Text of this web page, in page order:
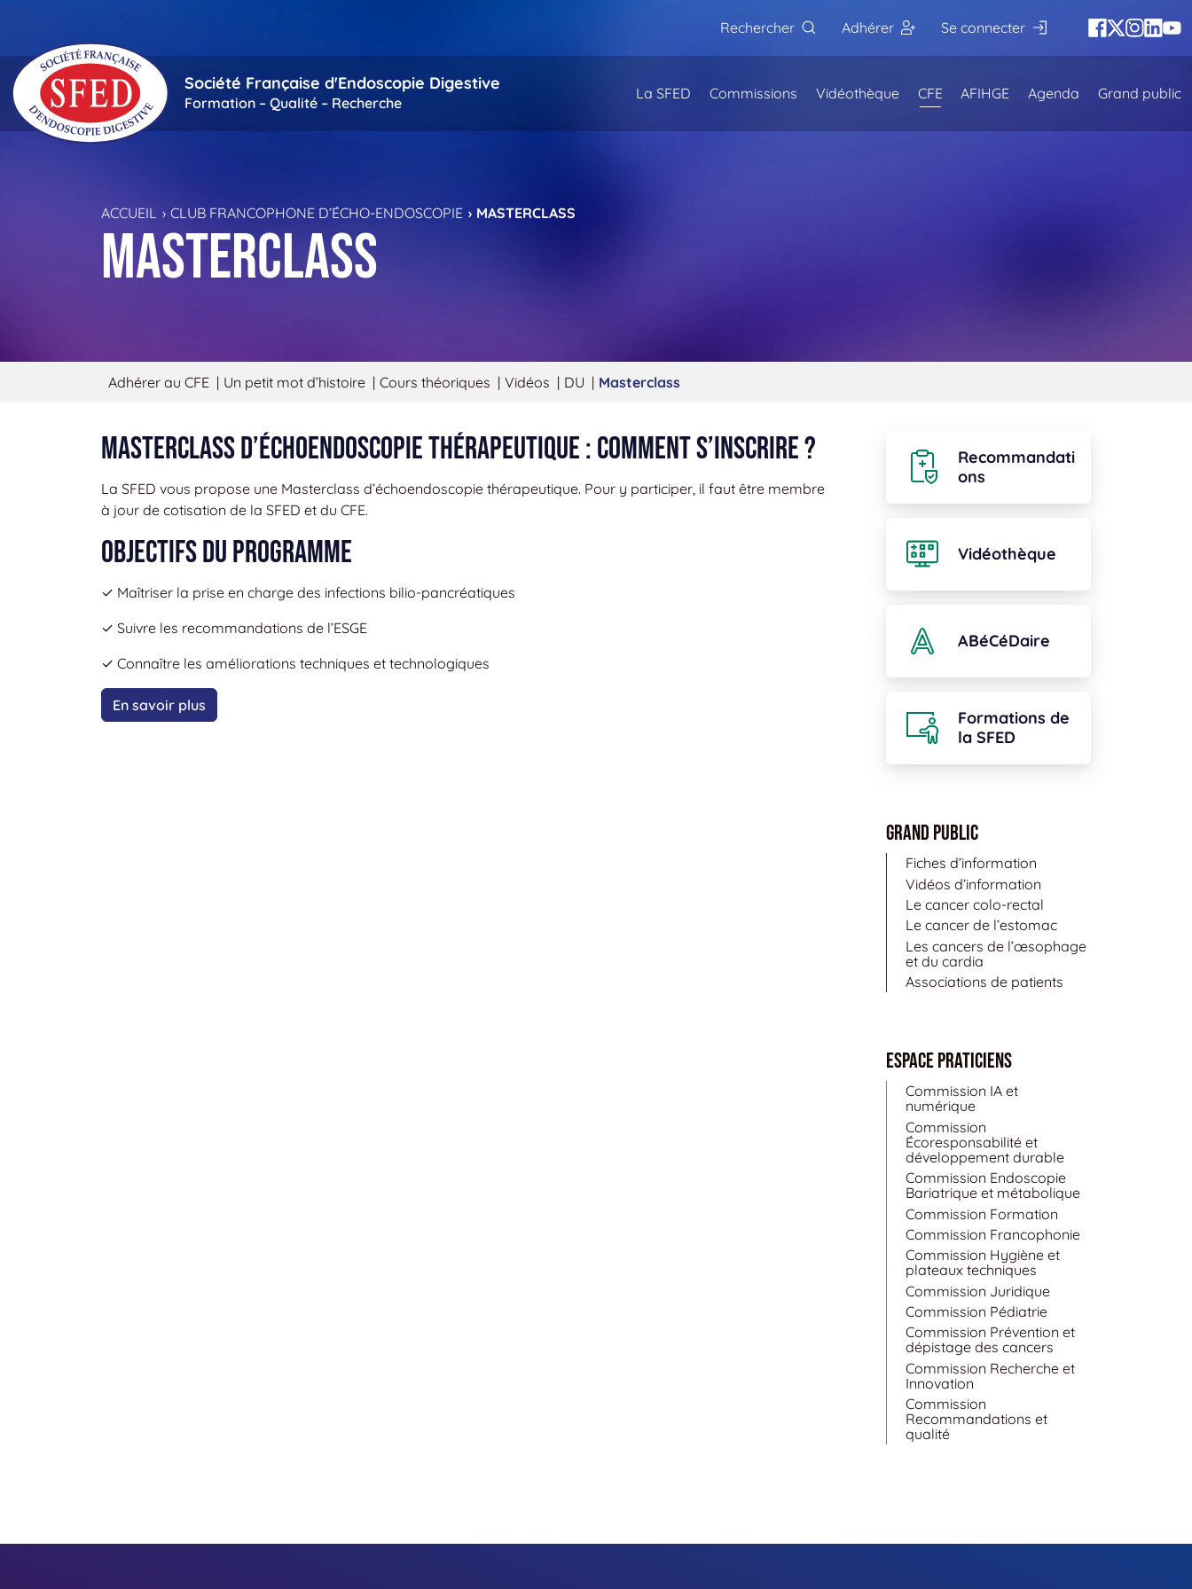
Rechercher
Adhérer Se connecter
Société Française d'Endoscopie Digestive
Formation – Qualité – Recherche
La SFED Commissions Vidéothèque CFE AFIHGE Agenda Grand public
ACCUEIL CLUB FRANCOPHONE D’ÉCHO-ENDOSCOPIE MASTERCLASS
Masterclass
Adhérer au CFE Un petit mot d’histoire Cours théoriques Vidéos DU Masterclass
Masterclass d’échoendoscopie thérapeutique : comment s’inscrire ?
La SFED vous propose une Masterclass d’échoendoscopie thérapeutique. Pour y participer, il faut être membre
à jour de cotisation de la SFED et du CFE.
Objectifs du programme
✓ Maîtriser la prise en charge des infections bilio-pancréatiques
✓ Suivre les recommandations de l’ESGE
✓ Connaître les améliorations techniques et technologiques
En savoir plus
Recommandati
ons
Vidéothèque
ABéCéDaire
Formations de
la SFED
Grand public
Fiches d’information
Vidéos d’information
Le cancer colo-rectal
Le cancer de l’estomac
Les cancers de l’œsophage
et du cardia
Associations de patients
Espace Praticiens
Commission IA et
numérique
Commission
Écoresponsabilité et
développement durable
Commission Endoscopie
Bariatrique et métabolique
Commission Formation
Commission Francophonie
Commission Hygiène et
plateaux techniques
Commission Juridique
Commission Pédiatrie
Commission Prévention et
dépistage des cancers
Commission Recherche et
Innovation
Commission
Recommandations et
qualité